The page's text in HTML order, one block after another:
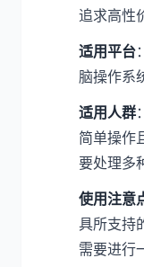
追求高性
适用平台
脑操作系
适用人群
简单操作
要处理多
使用注意
具所支持
需要进行